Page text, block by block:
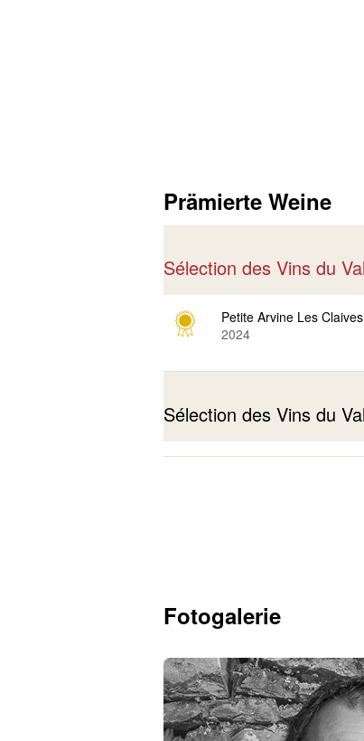
Prämierte Weine
Sélection des Vins du
Petite Arvine Les Claives
2024
Sélection des Vins du
Fotogalerie